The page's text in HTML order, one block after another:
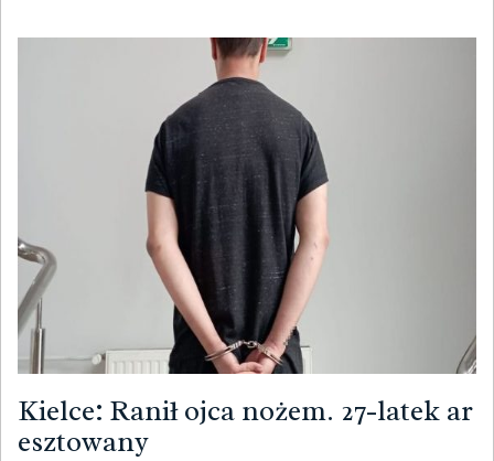
Kielce: Ranił ojca nożem. 27-latek ar
esztowany